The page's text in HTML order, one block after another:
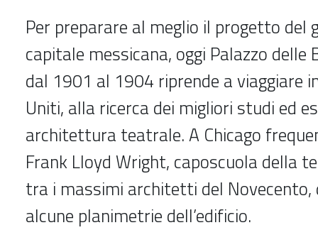
Per preparare al meglio il progetto del
capitale messicana, oggi Palazzo delle
dal 1901 al 1904 riprende a viaggiare
Uniti, alla ricerca dei migliori studi ed
architettura teatrale. A Chicago
Frank Lloyd Wright, caposcuola della
tra i massimi architetti del Novecento,
alcune planimetrie dell’edificio.